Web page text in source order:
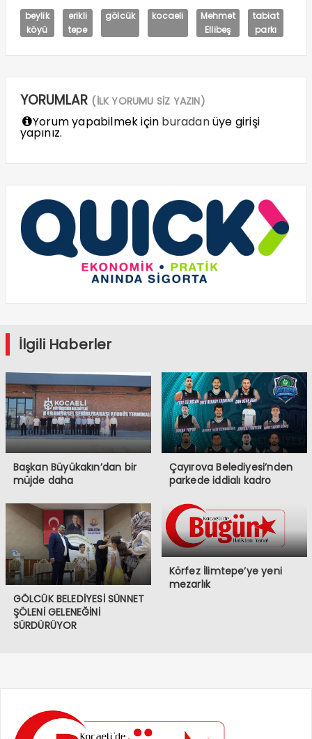
beylik
köyü
erikli
tepe
gölcük kocaeli
Mehmet
Ellibeş
tabiat
parkı
YORUMLAR (İLK YORUMU SİZ YAZIN)
Yorum yapabilmek için buradanüye girişi
yapınız.
İlgili Haberler
Başkan Büyükakın’dan bir
müjde daha
Çayırova Belediyesi’nden
parkede iddialı kadro
GÖLCÜK BELEDİYESİ SÜNNET
ŞÖLENİ GELENEĞİNİ
SÜRDÜRÜYOR
Körfez İlimtepe’ye yeni
mezarlık